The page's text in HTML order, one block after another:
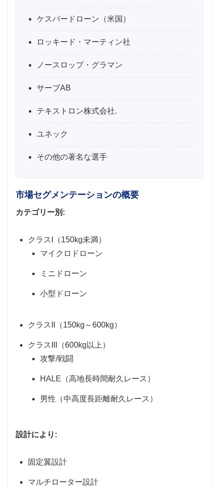
ケスパードローン（米国）
ロッキード・マーティン社
ノースロップ・グラマン
サーブAB
テキストロン株式会社.
ユネック
その他の著名な選手
市場セグメンテーションの概要
カテゴリー別:
クラスI（150kg未満）
マイクロドローン
ミニドローン
小型ドローン
クラスII（150kg～600kg）
クラスIII（600kg以上）
攻撃/戦闘
HALE（高地長時間耐久レース）
男性（中高度長距離耐久レース）
設計により:
固定翼設計
マルチローター設計